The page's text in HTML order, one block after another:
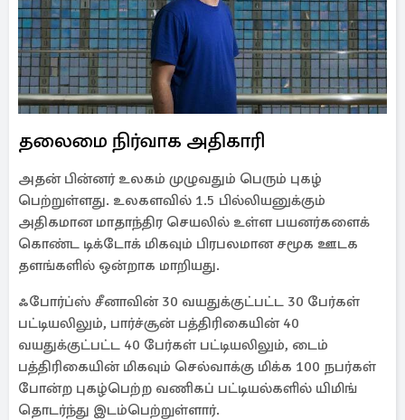
தலைமை நிர்வாக அதிகாரி
அதன் பின்னர் உலகம் முழுவதும் பெரும் புகழ்
பெற்றுள்ளது. உலகளவில் 1.5 பில்லியனுக்கும்
அதிகமான மாதாந்திர செயலில் உள்ள பயனர்களைக்
கொண்ட டிக்டோக் மிகவும் பிரபலமான சமூக ஊடக
தளங்களில் ஒன்றாக மாறியது.
ஃபோர்ப்ஸ் சீனாவின் 30 வயதுக்குட்பட்ட 30 பேர்கள்
பட்டியலிலும், பார்ச்சூன் பத்திரிகையின் 40
வயதுக்குட்பட்ட 40 பேர்கள் பட்டியலிலும், டைம்
பத்திரிகையின் மிகவும் செல்வாக்கு மிக்க 100 நபர்கள்
போன்ற புகழ்பெற்ற வணிகப் பட்டியல்களில் யிமிங்
தொடர்ந்து இடம்பெற்றுள்ளார்.